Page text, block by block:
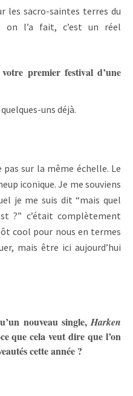
les sacro-saintes terres du
on l’a fait, c’est un réel
premier festival d’une
uns déjà.
sur la même échelle. Le
iconique. Je me souviens
je me suis dit “mais quel
?” c’était complètement
cool pour nous en termes
mais être ici aujourd’hui
nouveau single,Harken
que cela veut dire que l’on
cette année ?